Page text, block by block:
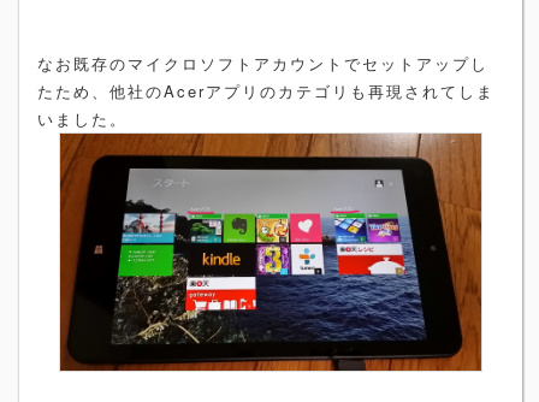
なお既存のマイクロソフトアカウントでセットアップし
たため、他社のAcerアプリのカテゴリも再現されてしま
いました。